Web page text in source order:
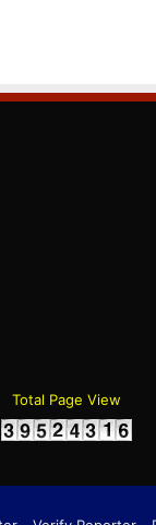
Total Page View